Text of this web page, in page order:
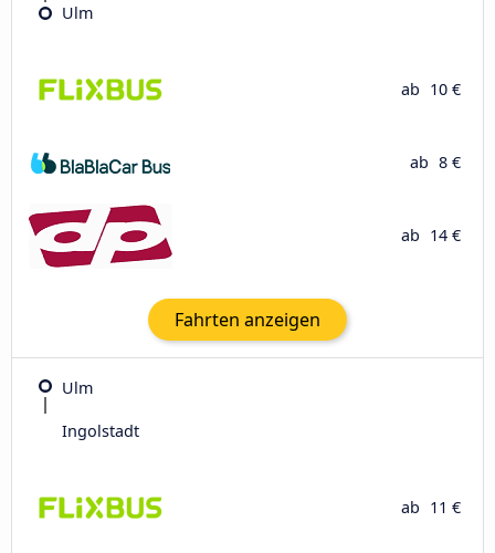
Ulm
ab 10 €
ab 8 €
ab 14 €
Fahrten anzeigen
Ulm
Ingolstadt
ab 11 €